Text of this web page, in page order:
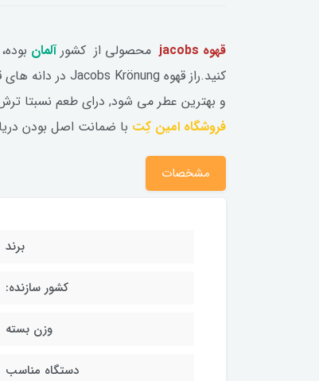
قهوه jacobs محصولی از کشورآلمان
کنید.راز قهوه Jacobs Krönung در دانه های قهوه انتخاب شده ویژه
و بهترین عطر می شود, درای طعم نسبتا
فروشگاه امین کِت با ضمانت اصل بودن
مشخصات
برند
کشور سازنده:
وزن بسته
دستگاه مناسب